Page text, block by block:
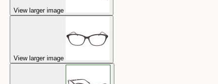
View larger image
View larger image